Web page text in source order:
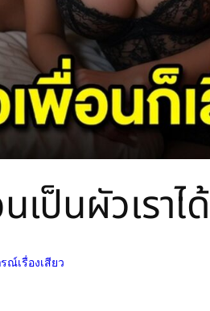
เป็นผัวเราได้
ณ์เรื่องเสียว